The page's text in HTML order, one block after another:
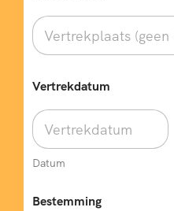
Vertrekdatum
Datum
Bestemming